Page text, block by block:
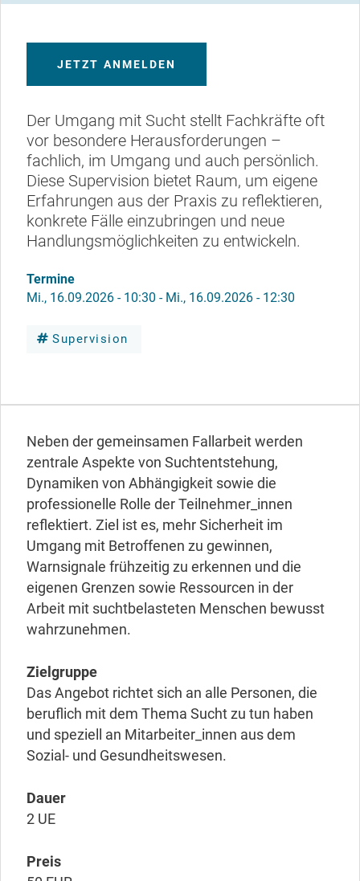
JETZT ANMELDEN
Der Umgang mit Sucht stellt Fachkräfte oft
vor besondere Herausforderungen –
fachlich, im Umgang und auch persönlich.
Diese Supervision bietet Raum, um eigene
Erfahrungen aus der Praxis zu reflektieren,
konkrete Fälle einzubringen und neue
Handlungsmöglichkeiten zu entwickeln.
Termine
Mi., 16.09.2026 - 10:30 - Mi., 16.09.2026 - 12:30
Supervision
Neben der gemeinsamen Fallarbeit werden
zentrale Aspekte von Suchtentstehung,
Dynamiken von Abhängigkeit sowie die
professionelle Rolle der Teilnehmer_innen
reflektiert. Ziel ist es, mehr Sicherheit im
Umgang mit Betroffenen zu gewinnen,
Warnsignale frühzeitig zu erkennen und die
eigenen Grenzen sowie Ressourcen in der
Arbeit mit suchtbelasteten Menschen bewusst
wahrzunehmen.
Zielgruppe
Das Angebot richtet sich an alle Personen, die
beruflich mit dem Thema Sucht zu tun haben
und speziell an Mitarbeiter_innen aus dem
Sozial- und Gesundheitswesen.
Dauer
2 UE
Preis